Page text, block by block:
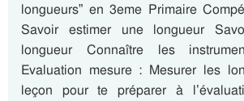
longueurs” en 3eme Primaire
Savoir estimer une longueur
longueur Connaître les
Evaluation mesure : Mesurer les
leçon pour te préparer à